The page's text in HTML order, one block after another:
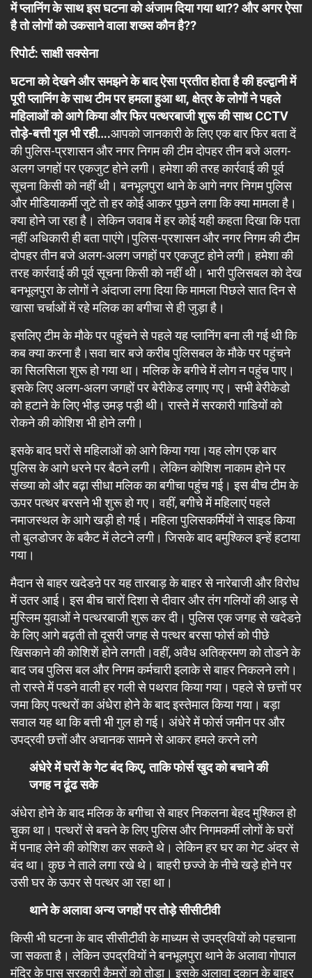
में प्लानिंग के साथ इस घटना को अंजाम दिया गया था?? और अगर ऐसा
है तो लोगों को उकसाने वाला शख्स कौन है??
रिपोर्ट: साक्षी सक्सेना
घटना को देखने और समझने के बाद ऐसा प्रतीत होता है की हल्द्वानी में
पूरी प्लानिंग के साथ टीम पर हमला हुआ था, क्षेत्र के लोगों ने पहले
महिलाओं को आगे किया और फिर पत्थरबाजी शुरू की साथ CCTV
तोड़े-बत्ती गुल भी रही….आपको जानकारी के लिए एक बार फिर बता दें
की पुलिस-प्रशासन और नगर निगम की टीम दोपहर तीन बजे अलग-
अलग जगहों पर एकजुट होने लगी। हमेशा की तरह कार्रवाई की पूर्व
सूचना किसी को नहीं थी। बनभूलपुरा थाने के आगे नगर निगम पुलिस
और मीडियाकर्मी जुटे तो हर कोई आकर पूछने लगा कि क्या मामला है।
क्या होने जा रहा है। लेकिन जवाब में हर कोई यही कहता दिखा कि पता
नहीं अधिकारी ही बता पाएंगे।पुलिस-प्रशासन और नगर निगम की टीम
दोपहर तीन बजे अलग-अलग जगहों पर एकजुट होने लगी। हमेशा की
तरह कार्रवाई की पूर्व सूचना किसी को नहीं थी। भारी पुलिसबल को देख
बनभूलपुरा के लोगों ने अंदाजा लगा दिया कि मामला पिछले सात दिन से
खासा चर्चाओं में रहे मलिक का बगीचा से ही जुड़ा है।
इसलिए टीम के मौके पर पहुंचने से पहले यह प्लानिंग बना ली गई थी कि
कब क्या करना है।सवा चार बजे करीब पुलिसबल के मौके पर पहुंचने
का सिलसिला शुरू हो गया था। मलिक के बगीचे में लोग न पहुंच पाए।
इसके लिए अलग-अलग जगहों पर बेरीकेड लगाए गए। सभी बेरीकेडो
को हटाने के लिए भीड़ उमड़ पड़ी थी। रास्ते में सरकारी गाडियों को
रोकने की कोशिश भी होने लगी।
इसके बाद घरों से महिलाओं को आगे किया गया।यह लोग एक बार
पुलिस के आगे धरने पर बैठने लगी। लेकिन कोशिश नाकाम होने पर
संख्या को और बढ़ा सीधा मलिक का बगीचा पहुंच गई। इस बीच टीम के
ऊपर पत्थर बरसने भी शुरू हो गए। वहीं, बगीचे में महिलाएं पहले
नमाजस्थल के आगे खड़ी हो गई। महिला पुलिसकर्मियों ने साइड किया
तो बुलडोजर के बकैट में लेटने लगी। जिसके बाद बमुश्किल इन्हें हटाया
गया।
मैदान से बाहर खदेडऩे पर यह तारबाड़ के बाहर से नारेबाजी और विरोध
में उतर आई। इस बीच चारों दिशा से दीवार और तंग गलियों की आड़ से
मुस्लिम युवाओं ने पत्थरबाजी शुरू कर दी। पुलिस एक जगह से खदेडऩे
के लिए आगे बढ़ती तो दूसरी जगह से पत्थर बरसा फोर्स को पीछे
खिसकाने की कोशिशें होने लगती।वहीं, अवैध अतिक्रमण को तोडने के
बाद जब पुलिस बल और निगम कर्मचारी इलाके से बाहर निकलने लगे।
तो रास्ते में पडने वाली हर गली से पथराव किया गया। पहले से छत्तों पर
जमा किए पत्थरों का अंधेरा होने के बाद इस्तेमाल किया गया। बड़ा
सवाल यह था कि बत्ती भी गुल हो गई। अंधेरे में फोर्स जमीन पर और
उपद्रवी छत्तों और अचानक सामने से आकर हमले करने लगे
अंधेरे में घरों के गेट बंद किए, ताकि फोर्स खुद को बचाने की
जगह न ढूंढ सके
अंधेरा होने के बाद मलिक के बगीचा से बाहर निकलना बेहद मुश्किल हो
चुका था। पत्थरों से बचने के लिए पुलिस और निगमकर्मी लोगों के घरों
में पनाह लेने की कोशिश कर सकते थे। लेकिन हर घर का गेट अंदर से
बंद था। कुछ ने ताले लगा रखे थे। बाहरी छज्जे के नीचे खड़े होने पर
उसी घर के ऊपर से पत्थर आ रहा था।
थाने के अलावा अन्य जगहों पर तोड़े सीसीटीवी
किसी भी घटना के बाद सीसीटीवी के माध्यम से उपद्रवियों को पहचाना
जा सकता है। लेकिन उपद्रवियों ने बनभूलपुरा थाने के अलावा गोपाल
मंदिर के पास सरकारी कैमरों को तोड़ा। इसके अलावा दुकान के बाहर